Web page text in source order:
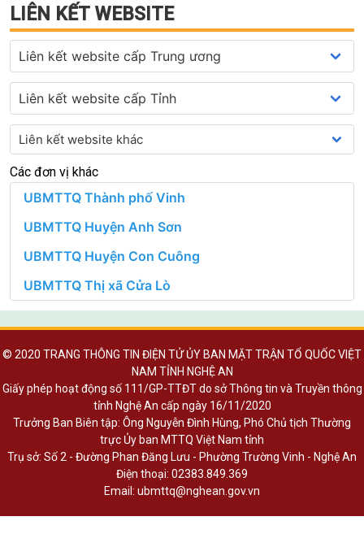
LIÊN KẾT WEBSITE
Các đơn vị khác
© 2020 TRANG THÔNG TIN ĐIỆN TỬ ỦY BAN MẶT TRẬN TỔ QUỐC VIỆT
NAM TỈNH NGHỆ AN
Giấy phép hoạt động số 111/GP-TTĐT do sở Thông tin và Truyền thông
tỉnh Nghệ An cấp ngày 16/11/2020
Trưởng Ban Biên tập: Ông Nguyễn Đình Hùng, Phó Chủ tịch Thường
trực Ủy ban MTTQ Việt Nam tỉnh
Trụ sở: Số 2 - Đường Phan Đăng Lưu - Phường Trường Vinh - Nghệ An
Điện thoại: 02383.849.369
Email: ubmttq@nghean.gov.vn